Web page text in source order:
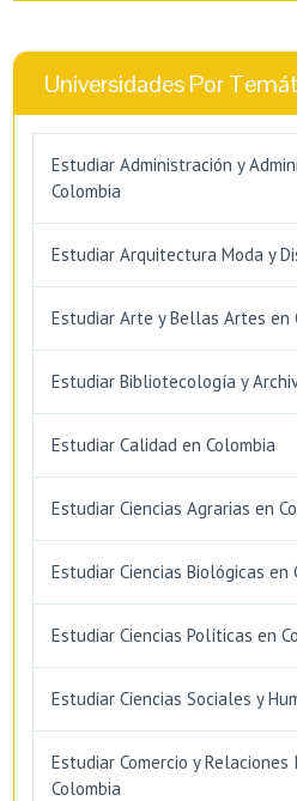
Universidades Por
Estudiar Administración y
Colombia
Estudiar Arquitectura Moda y
Estudiar Arte y Bellas Artes en
Estudiar Bibliotecología y
Estudiar Calidad en Colombia
Estudiar Ciencias Agrarias en
Estudiar Ciencias Biológicas en
Estudiar Ciencias Políticas en
Estudiar Ciencias Sociales y
Estudiar Comercio y
Colombia